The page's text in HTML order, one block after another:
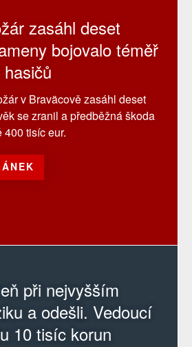
při nejvyšším
a odešli. Vedoucí
10 tisíc korun
zasáhl deset
bojovalo téměř
v Braväcově zasáhl deset
se zranil a předběžná škoda
tisíc eur.